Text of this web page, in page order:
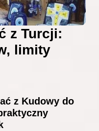
z Turcji:
limity
z Kudowy do